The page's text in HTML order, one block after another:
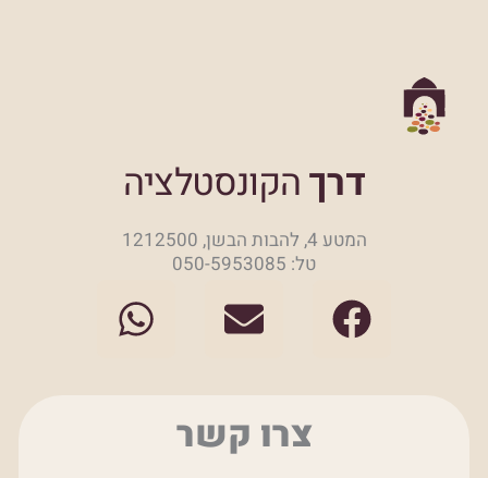
דרךהקונסטלציה
המטע 4, להבות הבשן, 1212500
טל: 050-5953085
F
a
E
n
l
W
h
צרו קשר